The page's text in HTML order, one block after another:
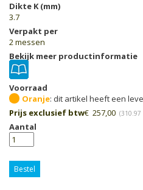
Dikte K (mm)
3.7
Verpakt per
2 messen
Bekijk meer productinformatie
Voorraad
Oranje
Prijs exclusief btw€ 257,00 (310.97
Aantal
Bestel